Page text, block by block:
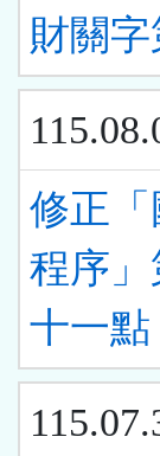
財關字
修正
程序
十一點